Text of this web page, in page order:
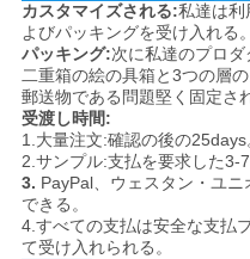
カスタマイズされる:私達は利
よびパッキングを受け入れる。
パッキング:次に私達のプロ
二重箱の絵の具箱と3つの層
郵送物である問題堅く固定さ
受渡し時間:
1.大量注文:確認の後の25days
2.サンプル:支払を要求した3-
3. PayPal、ウェスタン・ユ
できる。
4.すべての支払は安全な支払
て受け入れられる。